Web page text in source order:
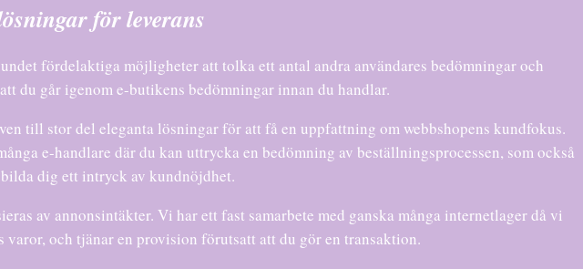
för leverans
fördelaktiga möjligheter att tolka ett antal andra användares bedömningar och
du går igenom e-butikens bedömningar innan du handlar.
till stor del eleganta lösningar för att få en uppfattning om webbshopens kundfokus.
e-handlare där du kan uttrycka en bedömning av beställningsprocessen, som också
dig ett intryck av kundnöjdhet.
av annonsintäkter. Vi har ett fast samarbete med ganska många internetlager då vi
varor, och tjänar en provision förutsatt att du gör en transaktion.